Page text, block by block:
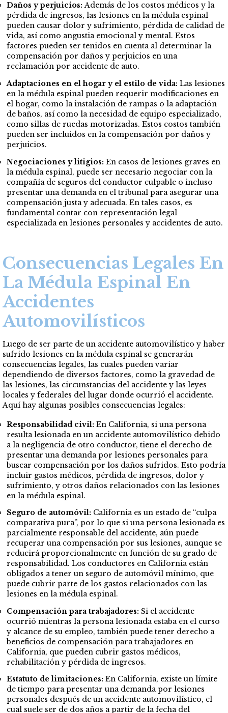
Daños y perjuicios:Además de los costos médicos y la
pérdida de ingresos, las lesiones en la médula espinal
pueden causar dolor y sufrimiento, pérdida de calidad de
vida, así como angustia emocional y mental. Estos
factores pueden ser tenidos en cuenta al determinar la
compensación por daños y perjuicios en una
reclamación por accidente de auto.
Adaptaciones en el hogar y el estilo de vida: Las lesiones
en la médula espinal pueden requerir modificaciones en
el hogar, como la instalación de rampas o la adaptación
de baños, así como la necesidad de equipo especializado,
como sillas de ruedas motorizadas. Estos costos también
pueden ser incluidos en la compensación por daños y
perjuicios.
Negociaciones y litigios: En casos de lesiones graves en
la médula espinal, puede ser necesario negociar con la
compañía de seguros del conductor culpable o incluso
presentar una demanda en el tribunal para asegurar una
compensación justa y adecuada. En tales casos, es
fundamental contar con representación legal
especializada en lesiones personales y accidentes de auto.
Consecuencias Legales En
La Médula Espinal En
Accidentes
Automovilísticos
Luego de ser parte de un accidente automovilístico y haber
sufrido lesiones en la médula espinal se generarán
consecuencias legales, las cuales pueden variar
dependiendo de diversos factores, como la gravedad de
las lesiones, las circunstancias del accidente y las leyes
locales y federales del lugar donde ocurrió el accidente.
Aquí hay algunas posibles consecuencias legales:
Responsabilidad civil: En California, si una persona
resulta lesionada en un accidente automovilístico debido
a la negligencia de otro conductor, tiene el derecho de
presentar una demanda por lesiones personales para
buscar compensación por los daños sufridos. Esto podría
incluir gastos médicos, pérdida de ingresos, dolor y
sufrimiento, y otros daños relacionados con las lesiones
en la médula espinal.
Seguro de automóvil: California es un estado de “culpa
comparativa pura”, por lo que si una persona lesionada es
parcialmente responsable del accidente, aún puede
recuperar una compensación por sus lesiones, aunque se
reducirá proporcionalmente en función de su grado de
responsabilidad. Los conductores en California están
obligados a tener un seguro de automóvil mínimo, que
puede cubrir parte de los gastos relacionados con las
lesiones en la médula espinal.
Compensación para trabajadores: Si el accidente
ocurrió mientras la persona lesionada estaba en el curso
y alcance de su empleo, también puede tener derecho a
beneficios de compensación para trabajadores en
California, que pueden cubrir gastos médicos,
rehabilitación y pérdida de ingresos.
Estatuto de limitaciones: En California, existe un límite
de tiempo para presentar una demanda por lesiones
personales después de un accidente automovilístico, el
cual suele ser de dos años a partir de la fecha del